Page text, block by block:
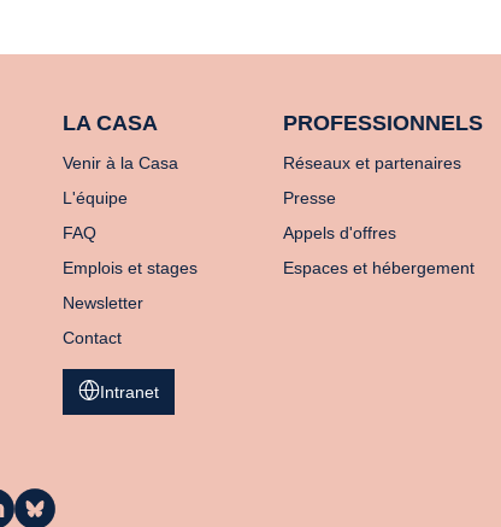
LA CASA
Venir à la Casa
L'équipe
FAQ
Emplois et stages
Newsletter
Contact
PROFESSIONNELS
Réseaux et partenaires
Presse
Appels d'offres
Espaces et hébergement
Intranet
La